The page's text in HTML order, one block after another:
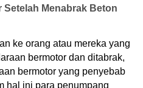
Menabrak Beton
ke orang atau mereka yang
bermotor dan ditabrak,
bermotor yang penyebab
hal ini para penumpang